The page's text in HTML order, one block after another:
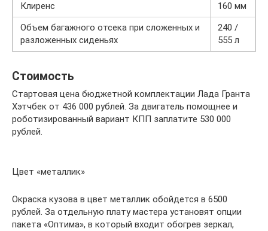
Клиренс
160 мм
Объем багажного отсека при сложенных и
разложенных сиденьях
240 /
555 л
Стоимость
Стартовая цена бюджетной комплектации Лада Гранта
Хэтчбек от 436 000 рублей. За двигатель помощнее и
роботизированный вариант КПП заплатите 530 000
рублей.
Цвет «металлик»
Окраска кузова в цвет металлик обойдется в 6500
рублей. За отдельную плату мастера установят опции
пакета «Оптима», в который входит обогрев зеркал,